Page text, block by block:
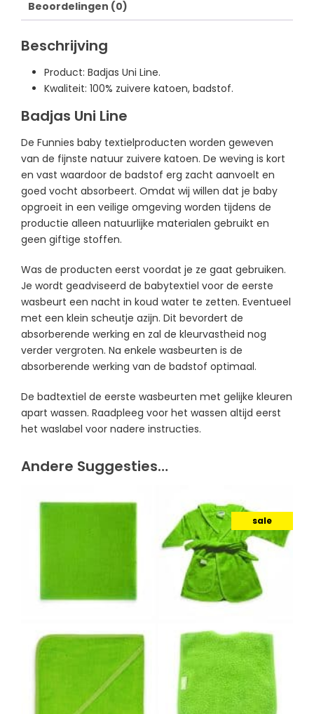
Beoordelingen (0)
Beschrijving
Product: Badjas Uni Line.
Kwaliteit: 100% zuivere katoen, badstof.
Badjas Uni Line
De Funnies baby textielproducten worden geweven
van de fijnste natuur zuivere katoen. De weving is kort
en vast waardoor de badstof erg zacht aanvoelt en
goed vocht absorbeert. Omdat wij willen dat je baby
opgroeit in een veilige omgeving worden tijdens de
productie alleen natuurlijke materialen gebruikt en
geen giftige stoffen.
Was de producten eerst voordat je ze gaat gebruiken.
Je wordt geadviseerd de babytextiel voor de eerste
wasbeurt een nacht in koud water te zetten. Eventueel
met een klein scheutje azijn. Dit bevordert de
absorberende werking en zal de kleurvastheid nog
verder vergroten. Na enkele wasbeurten is de
absorberende werking van de badstof optimaal.
De badtextiel de eerste wasbeurten met gelijke kleuren
apart wassen. Raadpleeg voor het wassen altijd eerst
het waslabel voor nadere instructies.
Andere Suggesties…
sale